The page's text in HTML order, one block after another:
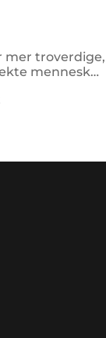
mer troverdige,
mennesker